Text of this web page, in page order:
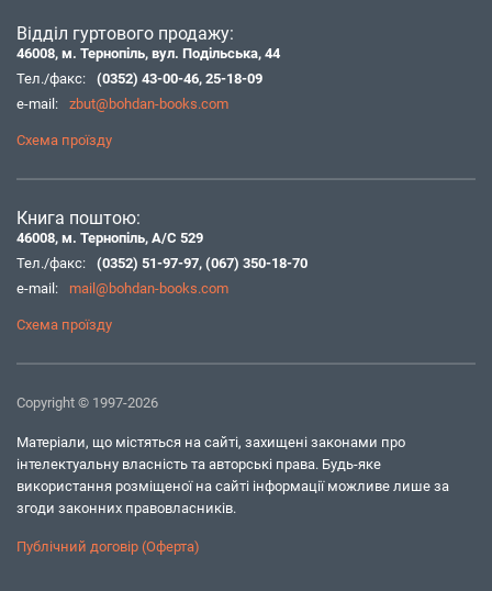
Відділ гуртового продажу:
46008, м. Тернопіль, вул. Подільська, 44
Тел./факс:
(0352) 43-00-46, 25-18-09
e-mail:
zbut@bohdan-books.com
Схема проїзду
Книга поштою:
46008, м. Тернопіль, А/С 529
Тел./факс:
(0352) 51-97-97, (067) 350-18-70
e-mail:
mail@bohdan-books.com
Схема проїзду
Copyright © 1997-2026
Матеріали, що містяться на сайті, захищені законами про
інтелектуальну власність та авторські права. Будь-яке
використання розміщеної на сайті інформації можливе лише за
згоди законних правовласників.
Публічний договір (Оферта)